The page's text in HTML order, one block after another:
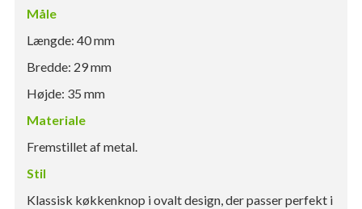
Måle
Længde: 40 mm
Bredde: 29 mm
Højde: 35 mm
Materiale
Fremstillet af metal.
Stil
Klassisk køkkenknop i ovalt design, der passer perfekt i